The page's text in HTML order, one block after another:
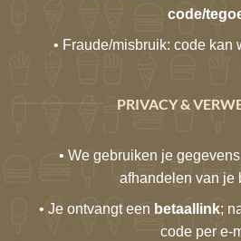
code/
• Fraude/misbruik: code kan
PRIVACY &
• We gebruiken je
afhandelen van je
• Je ontvangt een betaallink;
code per e-